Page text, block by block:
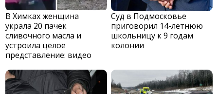
В Химках женщина
украла 20 пачек
сливочного масла и
устроила целое
представление: видео
Суд в Подмосковье
приговорил 14-летнюю
школьницу к 9 годам
колонии